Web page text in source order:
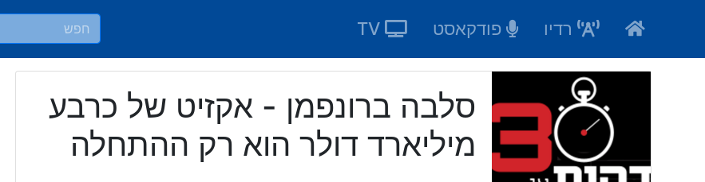
רדיו פודקאסט
סלבה ברונפמן - אקזיט של כרבע
מיליארד דולר הוא רק ההתחלה